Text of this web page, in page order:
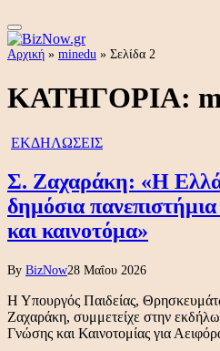
Αρχική » minedu » Σελίδα 2
ΚΑΤΗΓΟΡΙΑ:
ΕΚΔΗΛΩΣΕΙΣ
Σ. Ζαχαράκη: «Η
δημόσια
και καινοτόμα»
By BizNow28 Μαΐου 2026
Η Υπουργός Παιδείας,
Ζαχαράκη, συμμετείχε στην
Γνώσης και Καινοτομίας για